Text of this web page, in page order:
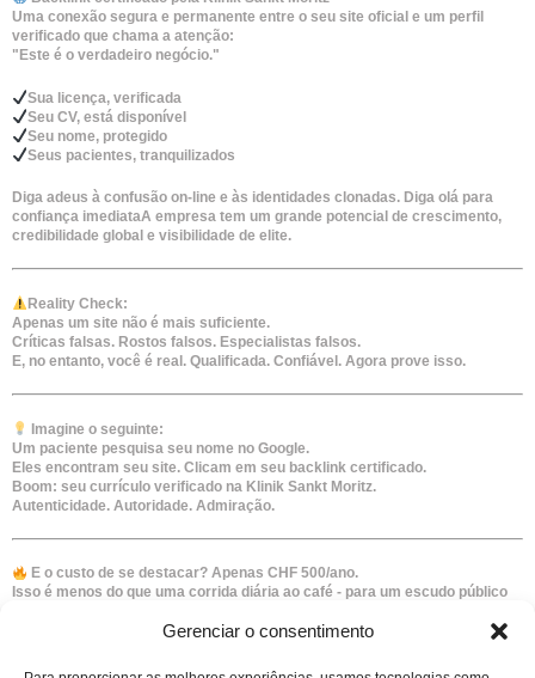
Gerenciar o consentimento
Uma conexão segura e permanente entre o seu site oficial e um perfil
verificado que chama a atenção:
"Este é o verdadeiro negócio."
Sua licença, verificada
Seu CV, está disponível
Seu nome, protegido
Seus pacientes, tranquilizados
Diga adeus à confusão on-line e às identidades clonadas. Diga olá para
confiança imediataA empresa tem um grande potencial de crescimento,
credibilidade global e visibilidade de elite.
Reality Check:
Apenas um site não é mais suficiente.
Críticas falsas. Rostos falsos. Especialistas falsos.
E, no entanto, você é real. Qualificada. Confiável. Agora prove isso.
Imagine o seguinte:
Um paciente pesquisa seu nome no Google.
Eles encontram seu site. Clicam em seu backlink certificado.
Boom: seu currículo verificado na Klinik Sankt Moritz.
Autenticidade. Autoridade. Admiração.
E o custo de se destacar? Apenas CHF 500/ano.
Isso é menos do que uma corrida diária ao café - para um escudo público